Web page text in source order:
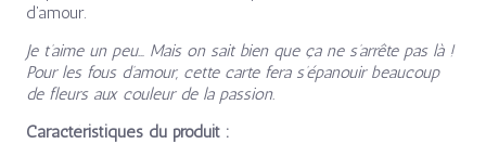
d’amour.
Je t’aime un peu… Mais on sait bien que ça ne s’arrête pas là !
Pour les fous d’amour, cette carte fera s’épanouir beaucoup
de fleurs aux couleur de la passion.
Caractéristiques du produit :